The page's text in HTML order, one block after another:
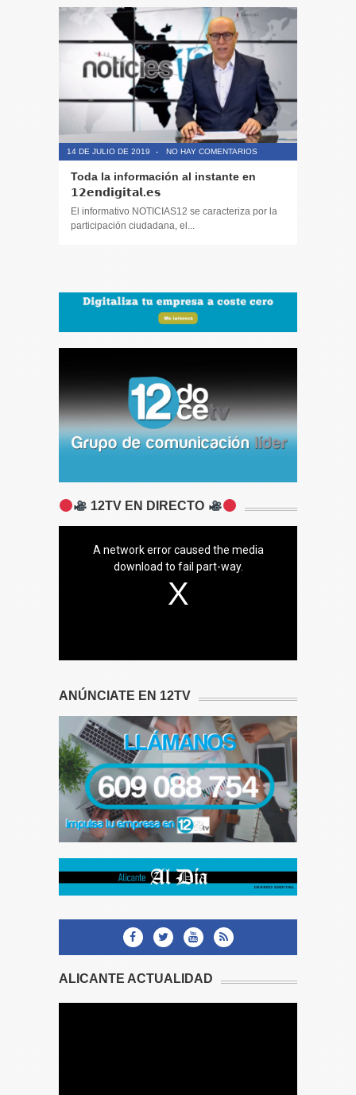
14 DE JULIO DE 2019 - NO HAY COMENTARIOS
Toda la información al instante en
𝟭𝟮𝗲𝗻𝗱𝗶𝗴𝗶𝘁𝗮𝗹.𝗲𝘀
El informativo NOTICIAS12 se caracteriza por la
participación ciudadana, el...
12TV EN DIRECTO
A network error caused the media
download to fail part-way.
ANÚNCIATE EN 12TV
ALICANTE ACTUALIDAD